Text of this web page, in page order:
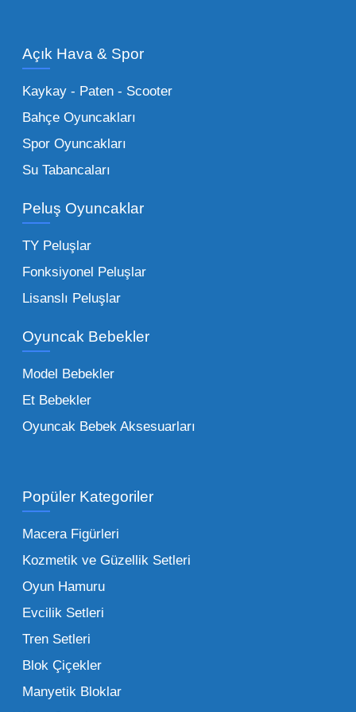
stok imkanımızla sunulmaktadır.
Küçük Oyuncaklar:
sağlayan toptan küçük oyuncaklar, bakkallar,
Bu kategorideki küçük oyuncaklar toptan
alımlarda çok düşük maliyetlerle yüksek
adetli stok yapmanıza olanak tanır. Özellikle
sürpriz paketler ve figürler, çocukların
harçlıklarıyla kolayca alabildiği ürünlerdir.
Çocuk Oyuncakları Toptan Seçenekleri:
Bebeklik döneminden ergenliğe kadar geniş
toptan tedariği yaparken, piyasadaki en son
figürlerden geleneksel oyun setlerine kadar
her şeyi portföyümüzde bulabilirsiniz.
İşletmeler için toptan oyuncak satış ve alımı
şüphesiz ki birim maliyetin düşmesidir.
Oyuncak toptan kanalına geçildiğinde,
perakende satış fiyatı ile alış fiyatı arasındaki
makas açılır ve bu da ciddi kâr marjları elde
edilmesini sağlar. Toplu alımlarda uygulanan
dönemlerinde işletmenizin finansal olarak
rahatlamasına yardımcı olur.
Açık Hava & Spor
Kaykay - Paten - Scooter
Bahçe Oyuncakları
Spor Oyuncakları
Su Tabancaları
Peluş Oyuncaklar
TY Peluşlar
Fonksiyonel Peluşlar
Lisanslı Peluşlar
Oyuncak Bebekler
Model Bebekler
Et Bebekler
Oyuncak Bebek Aksesuarları
Popüler Kategoriler
Macera Figürleri
Kozmetik ve Güzellik Setleri
Oyun Hamuru
Evcilik Setleri
Tren Setleri
Blok Çiçekler
Manyetik Bloklar